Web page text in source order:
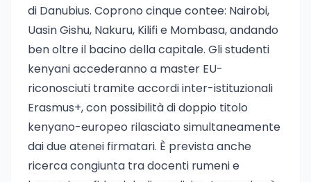
di Danubius. Coprono cinque contee: Nairobi,
Uasin Gishu, Nakuru, Kilifi e Mombasa, andando
ben oltre il bacino della capitale. Gli studenti
kenyani accederanno a master EU-
riconosciuti tramite accordi inter-istituzionali
Erasmus+, con possibilità di doppio titolo
kenyano-europeo rilasciato simultaneamente
dai due atenei firmatari. È prevista anche
ricerca congiunta tra docenti rumeni e